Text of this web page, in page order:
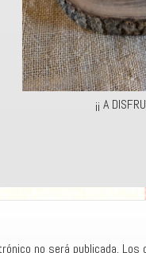
¡¡ A
no será publicada. Los